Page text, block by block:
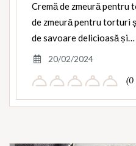
Cremă de zmeură
de zmeură pentru torturi
de savoare delicioasă și…
20/02/2024